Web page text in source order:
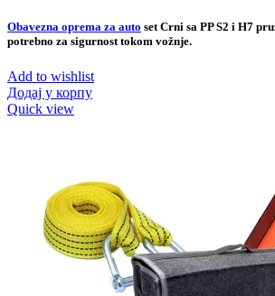
Obavezna oprema za auto set Crni sa PP S2 i H7
potrebno za sigurnost tokom vožnje.
Add to wishlist
Додај у корпу
Quick view